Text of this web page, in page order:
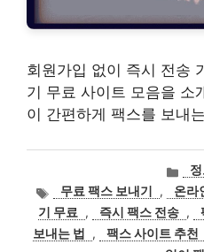
회원가입 없이 즉시 전송
기 무료 사이트 모음을 소
이 간편하게 팩스를 보내
카
테
고
리
태
그
무료 팩스 보내기 , 온라
기 무료
, 즉시 팩스 전송 ,
보내는 법
, 팩스 사이트 추천